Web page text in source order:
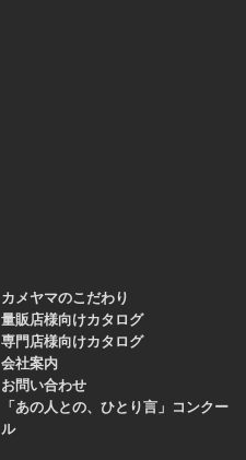
カメヤマのこだわり
量販店様向けカタログ
専門店様向けカタログ
会社案内
お問い合わせ
「あの人との、ひとり言」コンクー
ル